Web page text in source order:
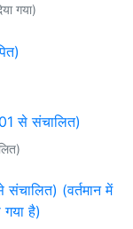
गया)